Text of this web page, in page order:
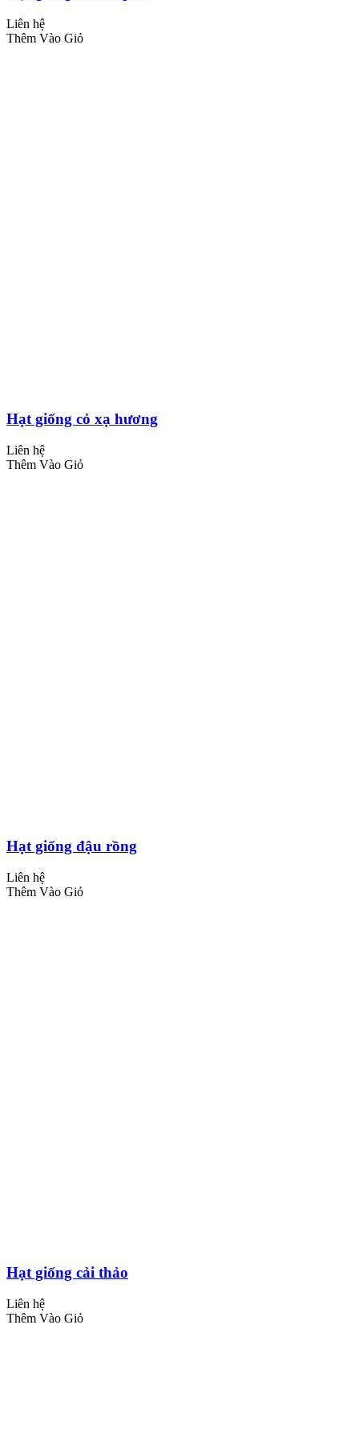
Liên hệ
Thêm Vào Giỏ
Hạt giống cỏ xạ hương
Liên hệ
Thêm Vào Giỏ
Hạt giống đậu rồng
Liên hệ
Thêm Vào Giỏ
Hạt giống cải thảo
Liên hệ
Thêm Vào Giỏ